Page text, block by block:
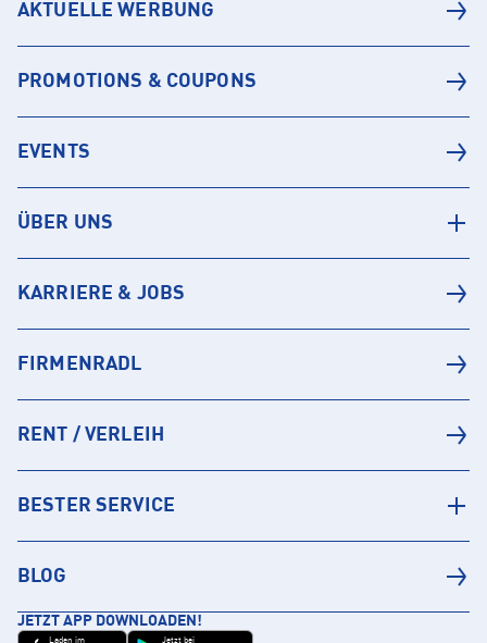
AKTUELLE WERBUNG
PROMOTIONS & COUPONS
EVENTS
ÜBER UNS
KARRIERE & JOBS
FIRMENRADL
RENT / VERLEIH
BESTER SERVICE
BLOG
JETZT APP DOWNLOADEN!
Laden im Jetzt bei